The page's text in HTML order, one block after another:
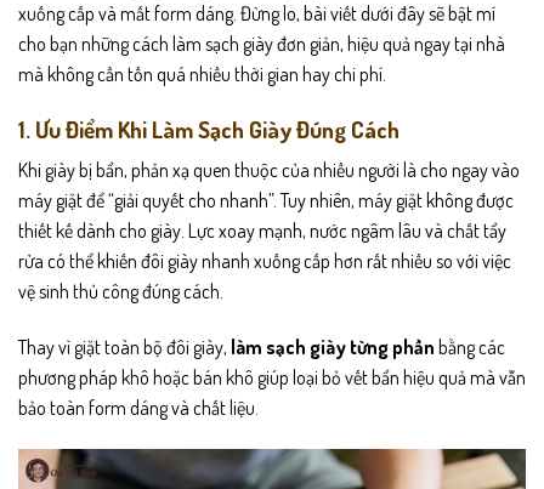
xuống cấp và mất form dáng. Đừng lo, bài viết dưới đây sẽ bật mí
cho bạn những cách làm sạch giày đơn giản, hiệu quả ngay tại nhà
mà không cần tốn quá nhiều thời gian hay chi phí.
1. Ưu Điểm Khi Làm Sạch Giày Đúng Cách
Khi giày bị bẩn, phản xạ quen thuộc của nhiều người là cho ngay vào
máy giặt để “giải quyết cho nhanh”. Tuy nhiên, máy giặt không được
thiết kế dành cho giày. Lực xoay mạnh, nước ngâm lâu và chất tẩy
rửa có thể khiến đôi giày nhanh xuống cấp hơn rất nhiều so với việc
vệ sinh thủ công đúng cách.
Thay vì giặt toàn bộ đôi giày, làm sạch giày từng phần bằng các
phương pháp khô hoặc bán khô giúp loại bỏ vết bẩn hiệu quả mà vẫn
bảo toàn form dáng và chất liệu.